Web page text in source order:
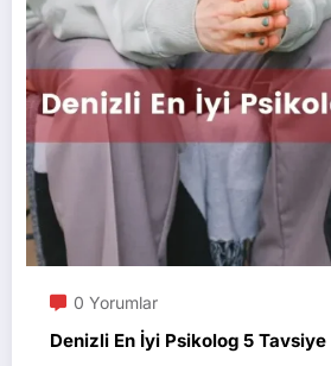
0 Yorumlar
Denizli En İyi Psikolog 5 Tavsiye